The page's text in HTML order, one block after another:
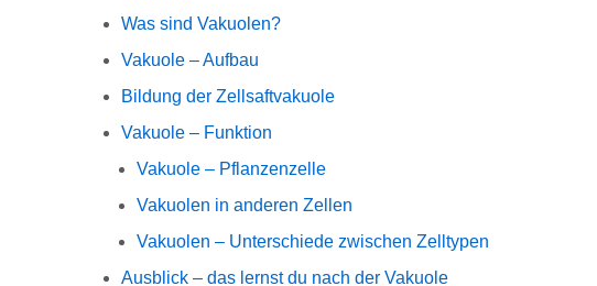
Was sind Vakuolen?
Vakuole – Aufbau
Bildung der Zellsaftvakuole
Vakuole – Funktion
Vakuole – Pflanzenzelle
Vakuolen in anderen Zellen
Vakuolen – Unterschiede zwischen Zelltypen
Ausblick – das lernst du nach der Vakuole